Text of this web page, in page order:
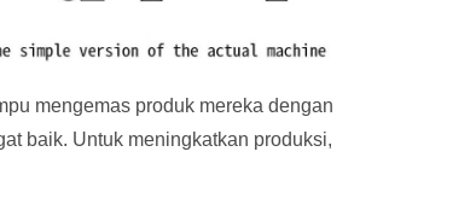
mengemas produk mereka dengan
baik. Untuk meningkatkan produksi,